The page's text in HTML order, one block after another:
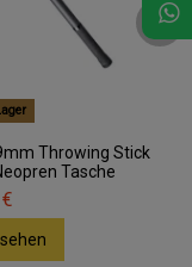
Throwing Stick
Tasche